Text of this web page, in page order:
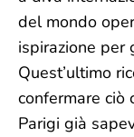
del mondo
ispirazione per
Quest’ultimo
confermare ciò
Parigi già